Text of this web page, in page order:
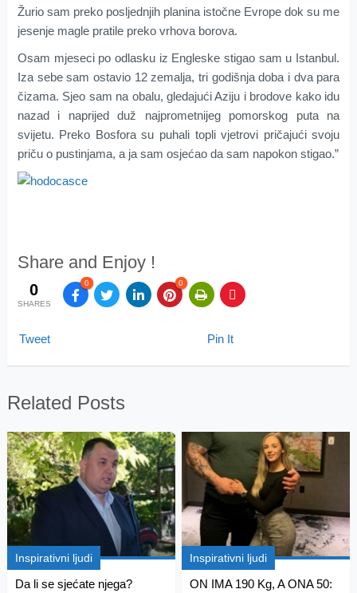
Žurio sam preko posljednjih planina istočne Evrope dok su me
jesenje magle pratile prekovrhova borova.
Osam mjeseci po odlasku iz Engleskestigao sam u Istanbul.
Iza sebe sam ostavio 12 zemalja, tri godišnja doba i dva para
čizama. Sjeo sam na obalu,gledajući Aziju i brodove kako idu
nazad
i naprijed duž najprometnijeg pomorskog puta
na
svijetu. Preko Bosfora su puhali topli vjetrovi pričajući svoju
priču o pustinjama, a ja sam osjećao da sam napokon stigao.”
Share and Enjoy !
0
SHARES
0 0
Tweet Pin It
Related Posts
Inspirativni ljudi
Da li se sjećate njega?
Inspirativni ljudi
ON IMA 190 Kg, A ONA 50: